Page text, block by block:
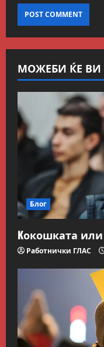
МОЖЕБИ ЌЕ ВИ
Блог
Kокошката или
Работнички ГЛАС